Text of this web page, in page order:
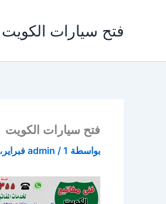
فتح سيارات الكويت 50525224
فتح سيارات الكويت
بواسطة admin / 1 فبراير، 2018